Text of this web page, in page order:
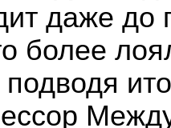
даже до
более